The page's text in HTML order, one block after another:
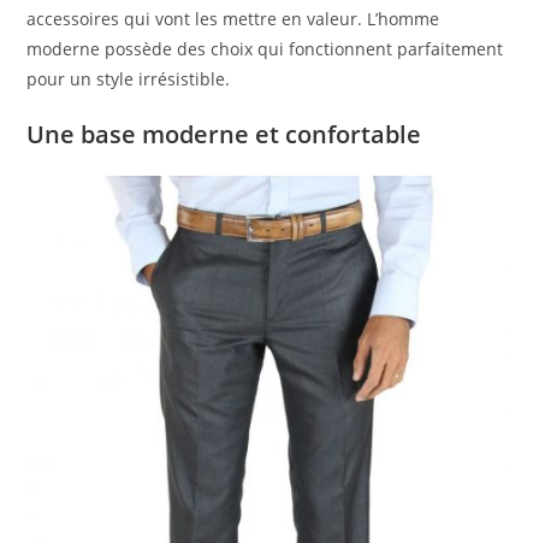
accessoires qui vont les mettre en valeur. L’homme
moderne possède des choix qui fonctionnent parfaitement
pour un style irrésistible.
Une base moderne et confortable